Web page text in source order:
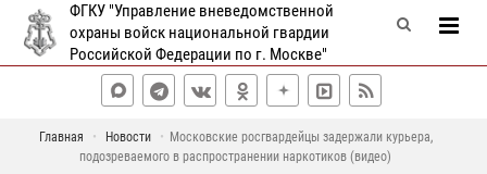
ФГКУ "Управление вневедомственной
охраны войск национальной гвардии
Российской Федерации по г. Москве"
Главная Новости
Московские росгвардейцы задержали курьера,
подозреваемого в распространении наркотиков (видео)